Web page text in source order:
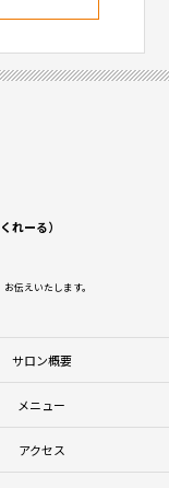
れーる）
伝えいたします。
サロン概要
メニュー
アクセス